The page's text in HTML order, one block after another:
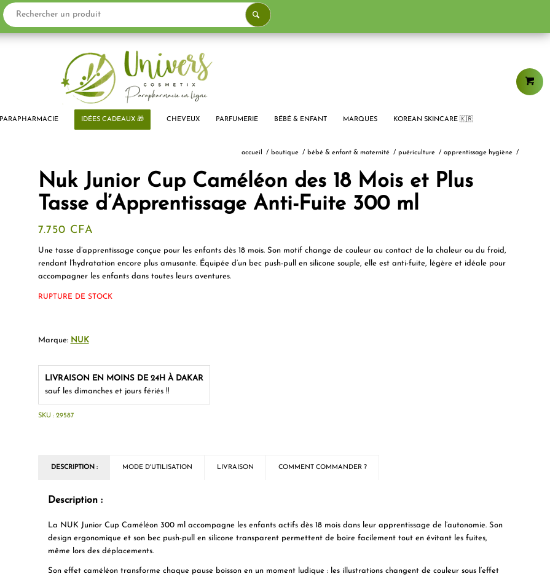
PARAPHARMACIE IDÉES CADEAUX 🎁 CHEVEUX PARFUMERIE BÉBÉ & ENFANT MARQUES KOREAN SKINCARE 🇰🇷
accueil / boutique / bébé & enfant & maternité / puériculture / apprentissage hygiène /
Nuk Junior Cup Caméléon des 18 Mois et Plus
Tasse d’Apprentissage Anti-Fuite 300 ml
7.750 CFA
Une tasse d’apprentissage conçue pour les enfants dès 18 mois. Son motif change de couleur au contact de la chaleur ou du froid,
rendant l’hydratation encore plus amusante. Équipée d’un bec push-pull en silicone souple, elle est anti-fuite, légère et idéale pour
accompagner les enfants dans toutes leurs aventures.
RUPTURE DE STOCK
Marque: NUK
LIVRAISON EN MOINS DE 24H À DAKAR
sauf les dimanches et jours fériés !!
SKU : 29587
DESCRIPTION : MODE D'UTILISATION LIVRAISON COMMENT COMMANDER ?
Description :
La NUK Junior Cup Caméléon 300 ml accompagne les enfants actifs dès 18 mois dans leur apprentissage de l’autonomie. Son
design ergonomique et son bec push-pull en silicone transparent permettent de boire facilement tout en évitant les fuites,
même lors des déplacements.
Son effet caméléon transforme chaque pause boisson en un moment ludique : les illustrations changent de couleur sous l’effet